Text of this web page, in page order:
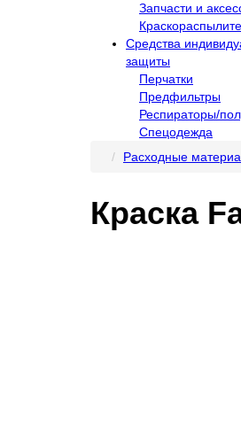
Запчасти и
Средства
защиты
Перчатки
Предфильтры
Респираторы/
Спецодежда
Расходные
Краска